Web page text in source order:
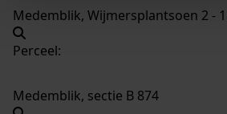
Medemblik, Wijmersplantsoen 2 -
Perceel:
Medemblik, sectie B 874